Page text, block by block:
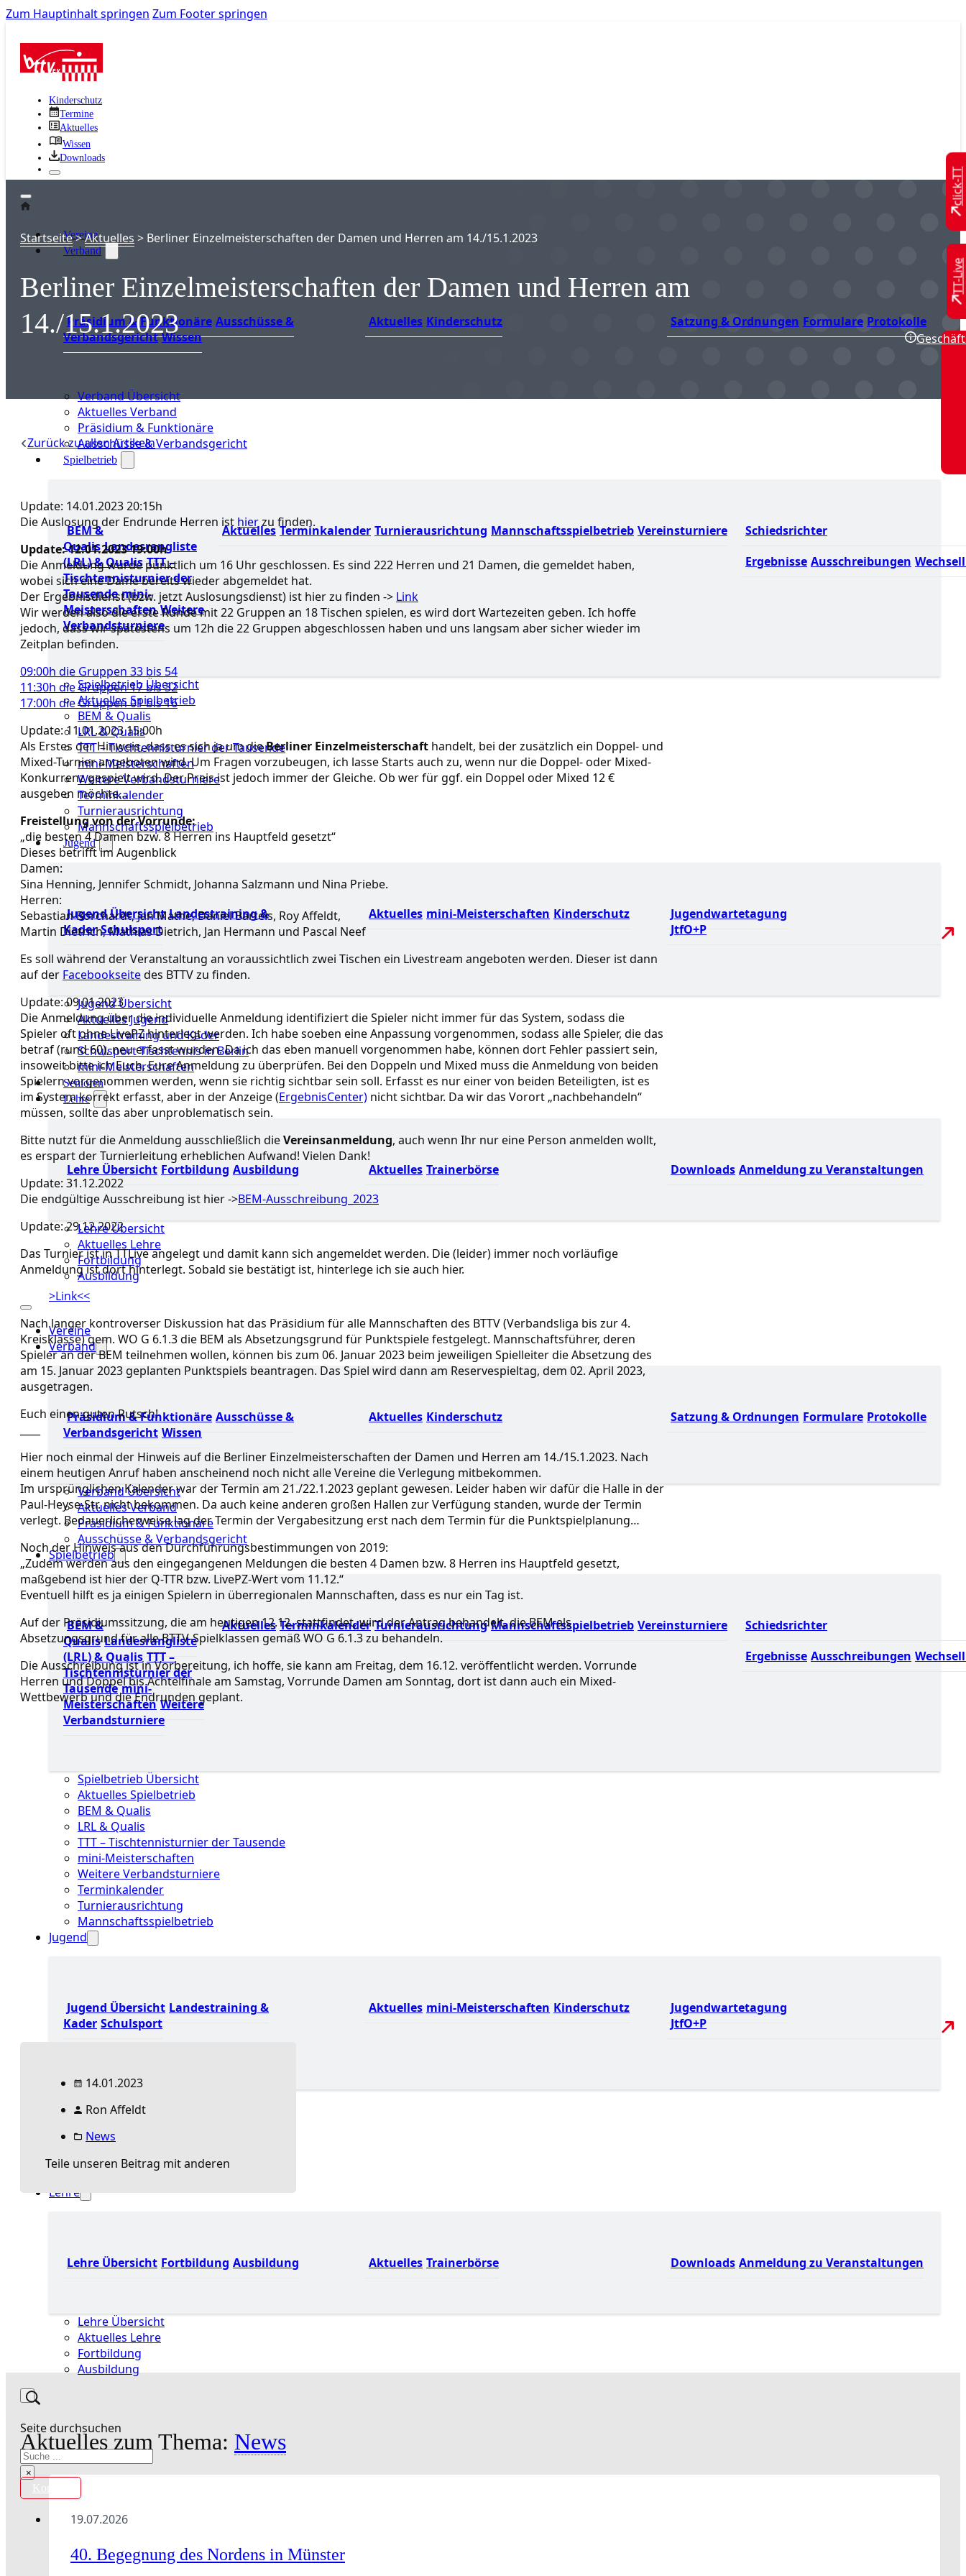
Zum Hauptinhalt springen Zum Footer springen
Kinderschutz
Termine
Aktuelles
Wissen
Downloads
Vereine
Verband
Präsidium & Funktionäre Ausschüsse &
Verbandsgericht Wissen
Aktuelles Kinderschutz Satzung & Ordnungen Formulare Protokolle
Verband Übersicht
Aktuelles Verband
Präsidium & Funktionäre
Ausschüsse & Verbandsgericht
Spielbetrieb
BEM &
Qualis Landesrangliste
(LRL) & Qualis TTT –
Tischtennisturnier der
Tausende mini-
Meisterschaften Weitere
Verbandsturniere
Aktuelles Terminkalender Turnierausrichtung Mannschaftsspielbetrieb Vereinsturniere
Schiedsrichter
Ergebnisse Ausschreibungen
Spielbetrieb Übersicht
Aktuelles Spielbetrieb
BEM & Qualis
LRL & Qualis
TTT – Tischtennisturnier der Tausende
mini-Meisterschaften
Weitere Verbandsturniere
Terminkalender
Turnierausrichtung
Mannschaftsspielbetrieb
Jugend
Jugend Übersicht Landestraining &
Kader Schulsport
Aktuelles mini-Meisterschaften Kinderschutz
Jugendwartetagung
JtfO+P
Jugend Übersicht
Aktuelles Jugend
Landestraining und Kader
Schulsport Tischtennis in Berlin
mini-Meisterschaften
Senioren
Lehre
Lehre Übersicht Fortbildung Ausbildung Aktuelles Trainerbörse Downloads Anmeldung zu Veranstaltungen
Lehre Übersicht
Aktuelles Lehre
Fortbildung
Ausbildung
Vereine
Verband
Präsidium & Funktionäre Ausschüsse &
Verbandsgericht Wissen
Aktuelles Kinderschutz Satzung & Ordnungen Formulare Protokolle
Verband Übersicht
Aktuelles Verband
Präsidium & Funktionäre
Ausschüsse & Verbandsgericht
Spielbetrieb
BEM &
Qualis Landesrangliste
(LRL) & Qualis TTT –
Tischtennisturnier der
Tausende mini-
Meisterschaften Weitere
Verbandsturniere
Aktuelles Terminkalender Turnierausrichtung Mannschaftsspielbetrieb Vereinsturniere
Schiedsrichter
Ergebnisse Ausschreibungen
Spielbetrieb Übersicht
Aktuelles Spielbetrieb
BEM & Qualis
LRL & Qualis
TTT – Tischtennisturnier der Tausende
mini-Meisterschaften
Weitere Verbandsturniere
Terminkalender
Turnierausrichtung
Mannschaftsspielbetrieb
Jugend
Jugend Übersicht Landestraining &
Kader Schulsport
Aktuelles mini-Meisterschaften Kinderschutz
Jugendwartetagung
JtfO+P
Aktuelles Jugend
Landestraining und Kader
Schulsport Tischtennis in Berlin
mini-Meisterschaften
Lehre
Lehre Übersicht Fortbildung Ausbildung Aktuelles Trainerbörse Downloads Anmeldung zu Veranstaltungen
Lehre Übersicht
Aktuelles Lehre
Fortbildung
Ausbildung
Seite durchsuchen
Suchen
×
Kontakt
Startseite>Aktuelles > Berliner Einzelmeisterschaften der Damen und Herren am 14./15.1.2023
Berliner Einzelmeisterschaften der Damen und Herren am
14./15.1.2023
Zurück zu allen Artikeln
Update: 14.01.2023 20:15h
Die Auslosung der Endrunde Herren ist hierzu finden.
Update: 12.01.2023 19:00h
Die Anmeldung wurde pünktlich um 16 Uhr geschlossen. Es sind 222 Herren und 21 Damen, die gemeldet haben,
wobei sich eine Dame bereits wieder abgemeldet hat.
Der Ergebnisdienst (bzw. jetzt Auslosungsdienst) ist hier zu finden -> Link
Wir werden also die erste Runde mit 22 Gruppen an 18 Tischen spielen, es wird dort Wartezeiten geben. Ich hoffe
jedoch, dass wir spätestens um 12h die 22 Gruppen abgeschlossen haben und uns langsam aber sicher wieder im
Zeitplan befinden.
09:00h die Gruppen 33 bis 54
11:30h die Gruppen 17 bis 32
17:00h die Gruppen 01 bis 16
Update: 11.01.2023 15:00h
Als Erstes der Hinweis, dass es sich ja um dieBerliner Einzelmeisterschaft handelt, bei der zusätzlich ein Doppel- und
Mixed-Turnier angeboten wird. Um Fragen vorzubeugen, ich lasse Starts auch zu, wenn nur die Doppel- oder Mixed-
Konkurrenz gespielt wird. Der Preis ist jedoch immer der Gleiche. Ob wer für ggf. ein Doppel oder Mixed 12 €
ausgeben möchte…
Freistellung von der Vorrunde:
„die besten 4 Damen bzw. 8 Herren ins Hauptfeld gesetzt“
Dieses betrifft im Augenblick
Damen:
Sina Henning, Jennifer Schmidt, Johanna Salzmann und Nina Priebe.
Herren:
Sebastian Borchardt, Jan Mathe, Daniel Bartels, Roy Affeldt,
Martin Dietrich, Mathias Dietrich, Jan Hermann und Pascal Neef
Es soll während der Veranstaltung an voraussichtlich zwei Tischen ein Livestream angeboten werden. Dieser ist dann
auf der Facebookseitedes BTTV zu finden.
Update: 09.01.2023
Die Anmeldung über die individuelle Anmeldung identifiziert die Spieler nicht immer für das System, sodass die
Spieler oft ohne LivePZ hinterlegt werden. Ich habe soeben eine Anpassung vorgenommen, sodass alle Spieler, die das
betraf (rund 60), neu erfasst wurden. Da ich das eben manuell vorgenommen habe, können dort Fehler passiert sein,
insoweit bitte ich Euch, Eure Anmeldung zu überprüfen. Bei den Doppeln und Mixed muss die Anmeldung von beiden
Spielern vorgenommen werden, wenn sie richtig sichtbar sein soll. Erfasst es nur einer von beiden Beteiligten, ist es
im System korrekt erfasst, aber in der Anzeige (ErgebnisCenter) nicht sichtbar. Da wir das Vorort „nachbehandeln“
müssen, sollte das aber unproblematisch sein.
Bitte nutzt für die Anmeldung ausschließlich dieVereinsanmeldung, auch wenn Ihr nur eine Person anmelden wollt,
es erspart der Turnierleitung erheblichen Aufwand! Vielen Dank!
Update: 31.12.2022
Die endgültige Ausschreibung ist hier ->BEM-Ausschreibung_2023
Update: 29.12.2022
Das Turnier ist in TTLive angelegt und damit kann sich angemeldet werden. Die (leider) immer noch vorläufige
Anmeldung ist dort hinterlegt. Sobald sie bestätigt ist, hinterlege ich sie auch hier.
>Link<<
Nach langer kontroverser Diskussion hat das Präsidium für alle Mannschaften des BTTV (Verbandsliga bis zur 4.
Kreisklasse) gem. WO G 6.1.3 die BEM als Absetzungsgrund für Punktspiele festgelegt. Mannschaftsführer, deren
Spieler an der BEM teilnehmen wollen, können bis zum 06. Januar 2023 beim jeweiligen Spielleiter die Absetzung des
am 15. Januar 2023 geplanten Punktspiels beantragen. Das Spiel wird dann am Reservespieltag, dem 02. April 2023,
ausgetragen.
Euch einen guten Rutsch!
Hier noch einmal der Hinweis auf die Berliner Einzelmeisterschaften der Damen und Herren am 14./15.1.2023. Nach
einem heutigen Anruf haben anscheinend noch nicht alle Vereine die Verlegung mitbekommen.
Im ursprünglichen Kalender war der Termin am 21./22.1.2023 geplant gewesen. Leider haben wir dafür die Halle in der
Paul-Heyse-Str. nicht bekommen. Da auch keine anderen großen Hallen zur Verfügung standen, wurde der Termin
verlegt. Bedauerlicherweise lag der Termin der Vergabesitzung erst nach dem Termin für die Punktspielplanung…
Noch der Hinweis aus den Durchführungsbestimmungen von 2019:
„Zudem werden aus den eingegangenen Meldungen die besten 4 Damen bzw. 8 Herren ins Hauptfeld gesetzt,
maßgebend ist hier der Q-TTR bzw. LivePZ-Wert vom 11.12.“
Eventuell hilft es ja einigen Spielern in überregionalen Mannschaften, dass es nur ein Tag ist.
Auf der Präsidiumssitzung, die am heutigen 12.12. stattfindet, wird der Antrag behandelt, die BEM als
Absetzungsgrund für alle BTTV-Spielklassen gemäß WO G 6.1.3 zu behandeln.
Die Ausschreibung ist in Vorbereitung, ich hoffe, sie kann am Freitag, dem 16.12. veröffentlicht werden. Vorrunde
Herren und Doppel bis Achtelfinale am Samstag, Vorrunde Damen am Sonntag, dort ist dann auch ein Mixed-
Wettbewerb und die Endrunden geplant.
14.01.2023
Ron Affeldt
News
Teile unseren Beitrag mit anderen
Aktuelles zum Thema: News
19.07.2026
40. Begegnung des Nordens in Münster
click-TT
TT-Live